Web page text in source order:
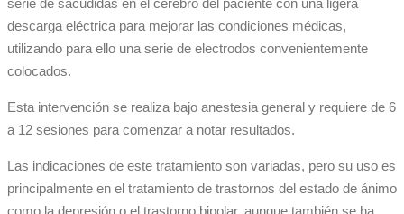
serie de sacudidas en el cerebro del paciente con una ligera
descarga eléctrica para mejorar las condiciones médicas,
utilizando para ello una serie de electrodos convenientemente
colocados.
Esta intervención se realiza bajo anestesia general y requiere de 6
a 12 sesiones para comenzar a notar resultados.
Las indicaciones de este tratamiento son variadas, pero su uso es
principalmente en el tratamiento de trastornos del estado de ánimo